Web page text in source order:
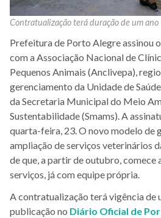
Contratualização terá duração de um ano
Prefeitura de Porto Alegre assinou
com a Associação Nacional de
Pequenos Animais (Anclivepa),
gerenciamento da Unidade de
da Secretaria Municipal do Meio
Sustentabilidade (Smams). A
quarta-feira, 23. O novo modelo de
ampliação de serviços veterinários
de que, a partir de outubro, comece
serviços, já com equipe própria.
A contratualização terá vigência de
publicação no Diário Oficial de